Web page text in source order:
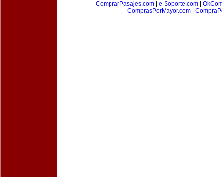
ComprarPasajes.com
e-Soporte.com
ComprasPorMayor.com|